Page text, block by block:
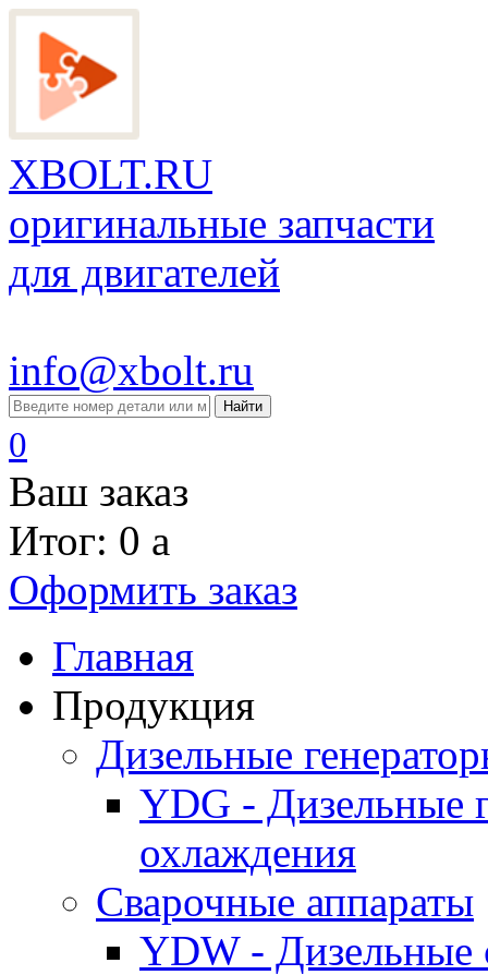
XBOLT.RU
оригинальные запчасти
для двигателей
info@xbolt.ru
Найти
0
Ваш заказ
Итог: 0 a
Оформить заказ
Главная
Продукция
Дизельные
YDG - Дизельные
охлаждения
Cварочные аппараты
YDW - Дизельные